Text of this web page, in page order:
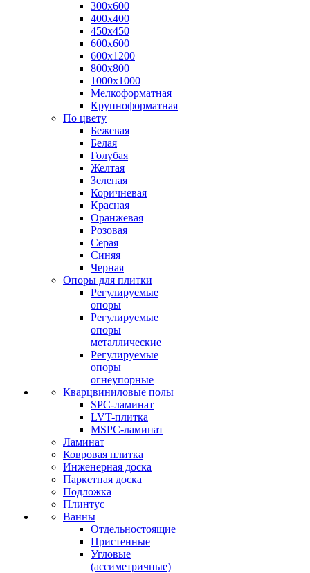
300х600
400х400
450х450
600х600
600х1200
800х800
1000х1000
Мелкоформатная
Крупноформатная
По цвету
Бежевая
Белая
Голубая
Желтая
Зеленая
Коричневая
Красная
Оранжевая
Розовая
Серая
Синяя
Черная
Опоры для плитки
Регулируемые
опоры
Регулируемые
опоры
металлические
Регулируемые
опоры
огнеупорные
Кварцвиниловые полы
SPC-ламинат
LVT-плитка
MSPC-ламинат
Ламинат
Ковровая плитка
Инженерная доска
Паркетная доска
Подложка
Плинтус
Ванны
Отдельностоящие
Пристенные
Угловые
(ассиметричные)